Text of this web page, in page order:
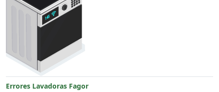
Errores Lavadoras Fagor